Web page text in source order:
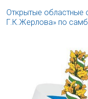
Открытые областные
Г.К.Жерлова» по